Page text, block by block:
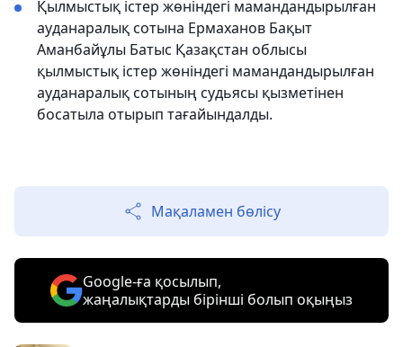
Қылмыстық істер жөніндегі мамандандырылған
ауданаралық сотына Ермаханов Бақыт
Аманбайұлы Батыс Қазақстан облысы
қылмыстық істер жөніндегі мамандандырылған
ауданаралық сотының судьясы қызметінен
босатыла отырып тағайындалды.
Мақаламен бөлісу
Google-ға қосылып,
жаңалықтарды бірінші болып оқыңыз